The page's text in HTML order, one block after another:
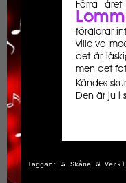
Förra
föräldrar
ville va
det är
men det
Kändes
Den är ju
Taggar: ♫ Skåne ♫